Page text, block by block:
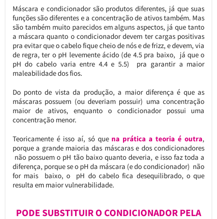
Máscara e condicionador são produtos diferentes, já que suas
funções são diferentes e a concentração de ativos também. Mas
são também muito parecidos em alguns aspectos, já que tanto
a máscara quanto o condicionador devem ter cargas positivas
pra evitar que o cabelo fique cheio de nós e de frizz, e devem, via
de regra, ter o pH levemente ácido (de 4.5 pra baixo, já que o
pH do cabelo varia entre 4.4 e 5.5) pra garantir a maior
maleabilidade dos fios.
Do ponto de vista da produção, a maior diferença é que as
máscaras possuem (ou deveriam possuir) uma concentração
maior de ativos, enquanto o condicionador possui uma
concentração menor.
Teoricamente é isso aí, só que na prática a teoria é outra,
porque a grande maioria das máscaras e dos condicionadores
não possuem o pH tão baixo quanto deveria, e isso faz toda a
diferença, porque se o pH da máscara (e do condicionador) não
for mais baixo, o pH do cabelo fica desequilibrado, o que
resulta em maior vulnerabilidade.
PODE SUBSTITUIR O CONDICIONADOR PELA